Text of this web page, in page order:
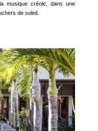
musique créole, dans une
de soleil.